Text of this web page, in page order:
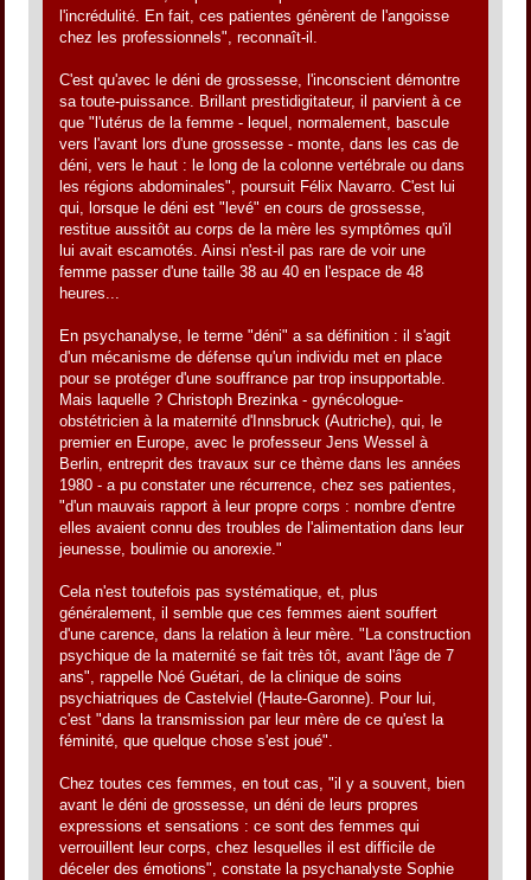
l'incrédulité. En fait, ces patientes génèrent de l'angoisse
chez les professionnels", reconnaît-il.
C'est qu'avec le déni de grossesse, l'inconscient démontre
sa toute-puissance. Brillant prestidigitateur, il parvient à ce
que "l'utérus de la femme - lequel, normalement, bascule
vers l'avant lors d'une grossesse - monte, dans les cas de
déni, vers le haut : le long de la colonne vertébrale ou dans
les régions abdominales", poursuit Félix Navarro. C'est lui
qui, lorsque le déni est "levé" en cours de grossesse,
restitue aussitôt au corps de la mère les symptômes qu'il
lui avait escamotés. Ainsi n'est-il pas rare de voir une
femme passer d'une taille 38 au 40 en l'espace de 48
heures...
En psychanalyse, le terme "déni" a sa définition : il s'agit
d'un mécanisme de défense qu'un individu met en place
pour se protéger d'une souffrance par trop insupportable.
Mais laquelle ? Christoph Brezinka - gynécologue-
obstétricien à la maternité d'Innsbruck (Autriche), qui, le
premier en Europe, avec le professeur Jens Wessel à
Berlin, entreprit des travaux sur ce thème dans les années
1980 - a pu constater une récurrence, chez ses patientes,
"d'un mauvais rapport à leur propre corps : nombre d'entre
elles avaient connu des troubles de l'alimentation dans leur
jeunesse, boulimie ou anorexie."
Cela n'est toutefois pas systématique, et, plus
généralement, il semble que ces femmes aient souffert
d'une carence, dans la relation à leur mère. "La construction
psychique de la maternité se fait très tôt, avant l'âge de 7
ans", rappelle Noé Guétari, de la clinique de soins
psychiatriques de Castelviel (Haute-Garonne). Pour lui,
c'est "dans la transmission par leur mère de ce qu'est la
féminité, que quelque chose s'est joué".
Chez toutes ces femmes, en tout cas, "il y a souvent, bien
avant le déni de grossesse, un déni de leurs propres
expressions et sensations : ce sont des femmes qui
verrouillent leur corps, chez lesquelles il est difficile de
déceler des émotions", constate la psychanalyste Sophie